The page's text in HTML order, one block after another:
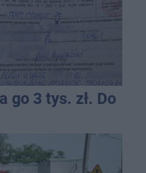
go 3 tys. zł. Do